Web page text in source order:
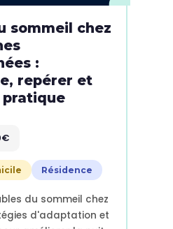
sommeil chez
:
repérer et
Résidence
du sommeil chez
d'adaptation et